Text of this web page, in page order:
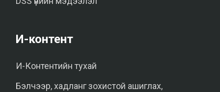
И-контент
И-Контентийн тухай
Бэлчээр, хадланг зохистой ашиглах,